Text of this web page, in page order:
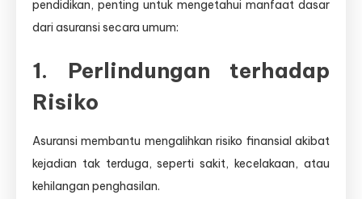
pendidikan, penting untuk mengetahui manfaat dasar
dari asuransi secara umum:
1. Perlindungan terhadap
Risiko
Asuransi membantu mengalihkan risiko finansial akibat
kejadian tak terduga, seperti sakit, kecelakaan, atau
kehilangan penghasilan.